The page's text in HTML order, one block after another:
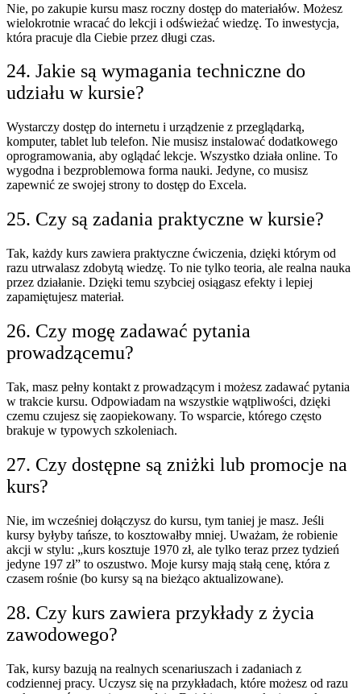
Nie, po zakupie kursu masz roczny dostęp do materiałów. Możesz
wielokrotnie wracać do lekcji i odświeżać wiedzę. To inwestycja,
która pracuje dla Ciebie przez długi czas.
24. Jakie są wymagania techniczne do
udziału w kursie?
Wystarczy dostęp do internetu i urządzenie z przeglądarką,
komputer, tablet lub telefon. Nie musisz instalować dodatkowego
oprogramowania, aby oglądać lekcje. Wszystko działa online. To
wygodna i bezproblemowa forma nauki. Jedyne, co musisz
zapewnić ze swojej strony to dostęp do Excela.
25. Czy są zadania praktyczne w kursie?
Tak, każdy kurs zawiera praktyczne ćwiczenia, dzięki którym od
razu utrwalasz zdobytą wiedzę. To nie tylko teoria, ale realna nauka
przez działanie. Dzięki temu szybciej osiągasz efekty i lepiej
zapamiętujesz materiał.
26. Czy mogę zadawać pytania
prowadzącemu?
Tak, masz pełny kontakt z prowadzącym i możesz zadawać pytania
w trakcie kursu. Odpowiadam na wszystkie wątpliwości, dzięki
czemu czujesz się zaopiekowany. To wsparcie, którego często
brakuje w typowych szkoleniach.
27. Czy dostępne są zniżki lub promocje na
kurs?
Nie, im wcześniej dołączysz do kursu, tym taniej je masz. Jeśli
kursy byłyby tańsze, to kosztowałby mniej. Uważam, że robienie
akcji w stylu: „kurs kosztuje 1970 zł, ale tylko teraz przez tydzień
jedyne 197 zł” to oszustwo. Moje kursy mają stałą cenę, która z
czasem rośnie (bo kursy są na bieżąco aktualizowane).
28. Czy kurs zawiera przykłady z życia
zawodowego?
Tak, kursy bazują na realnych scenariuszach i zadaniach z
codziennej pracy. Uczysz się na przykładach, które możesz od razu